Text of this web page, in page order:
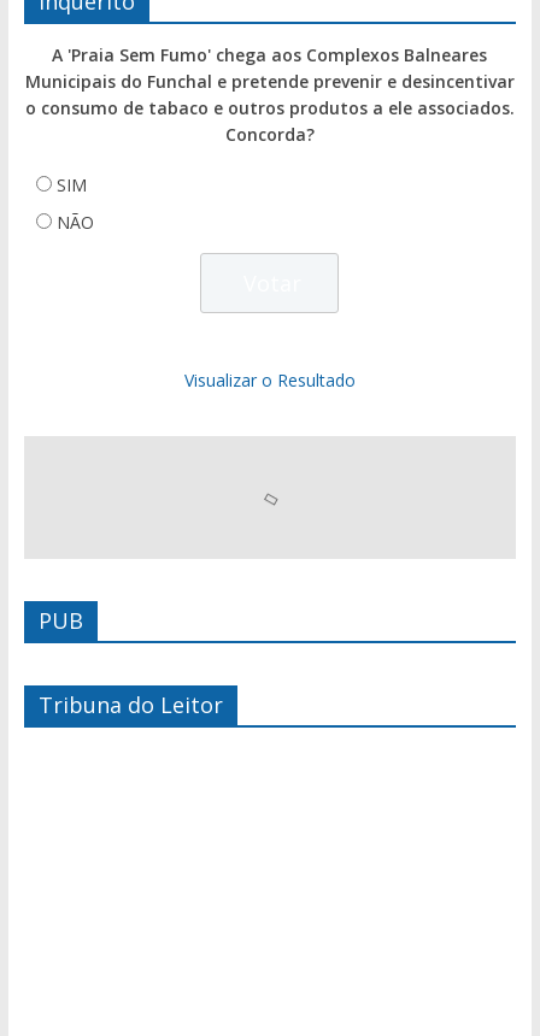
A 'Praia Sem Fumo' chega aos Complexos Balneares
Municipais do Funchal e pretende prevenir e desincentivar
o consumo de tabaco e outros produtos a ele associados.
Concorda?
SIM
NÃO
Visualizar o Resultado
PUB
Tribuna do Leitor